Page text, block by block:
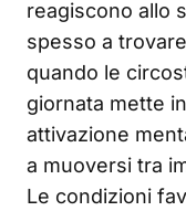
reagiscono allo
spesso a
quando le
giornata mette
attivazione
a muoversi tra
Le condizioni